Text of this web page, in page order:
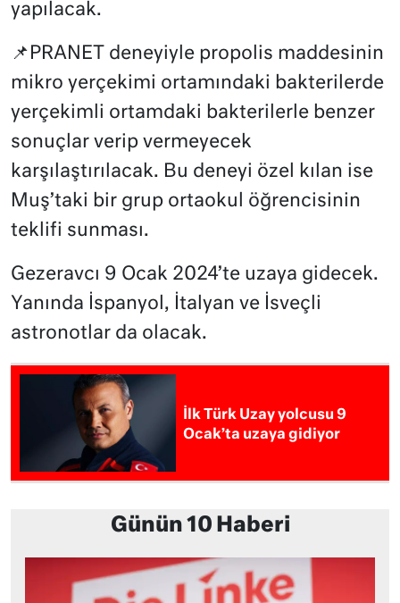
yapılacak.
📌PRANET deneyiyle propolis maddesinin
mikro yerçekimi ortamındaki bakterilerde
yerçekimli ortamdaki bakterilerle benzer
sonuçlar verip vermeyecek
karşılaştırılacak. Bu deneyi özel kılan ise
Muş’taki bir grup ortaokul öğrencisinin
teklifi sunması.
Gezeravcı 9 Ocak 2024’te uzaya gidecek.
Yanında İspanyol, İtalyan ve İsveçli
astronotlar da olacak.
İlk Türk Uzay yolcusu 9
Ocak’ta uzaya gidiyor
Günün 10 Haberi